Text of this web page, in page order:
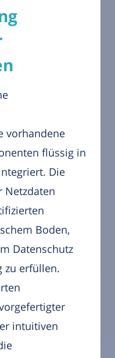
vorhandene
flüssig in
Die
Netzdaten
Boden,
Datenschutz
zu erfüllen.
intuitiven